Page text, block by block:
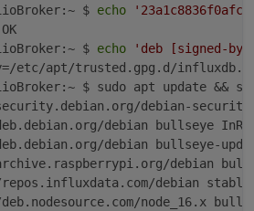
$ echo
$ echo
'deb [signed-
etc/apt/trusted.gpg.d/
$ sudo apt update &&
debian-security
debian bullseye
debian bullseye-
debian
debian stable
node_16.x